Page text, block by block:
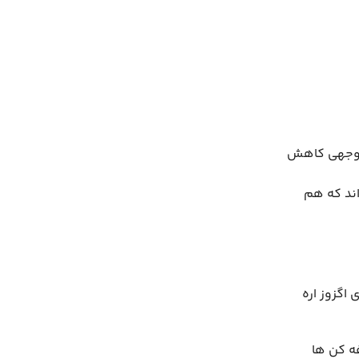
توجهی کاهش
که هم
اره
کن ها